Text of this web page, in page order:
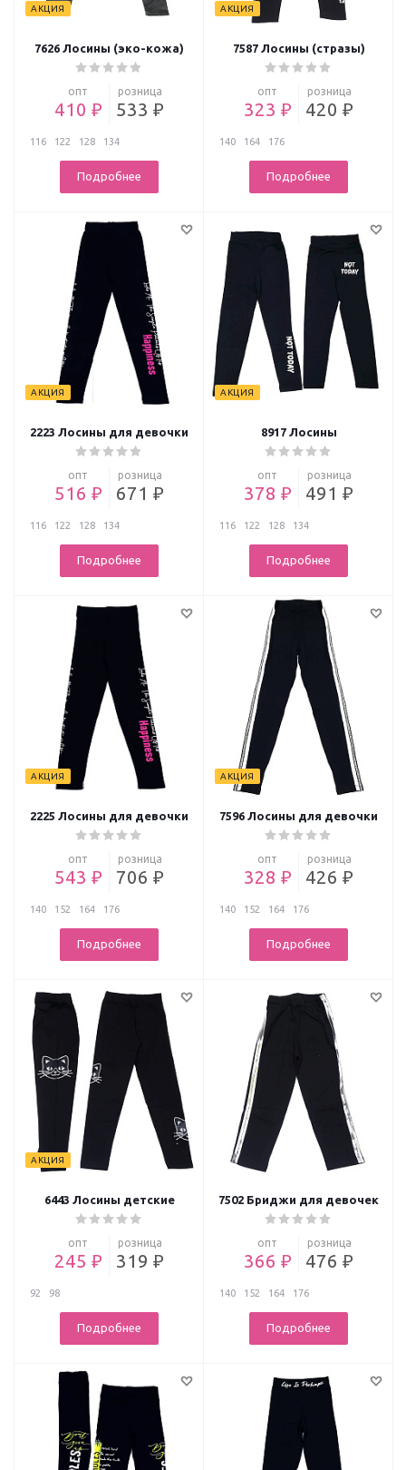
АКЦИЯ
7626 Лосины (эко-кожа)
опт
410 ₽
розница
533 ₽
116 122 128 134
Подробнее
АКЦИЯ
7587 Лосины (стразы)
опт
323 ₽
розница
420 ₽
140 164 176
Подробнее
АКЦИЯ
2223 Лосины для девочки
опт
516 ₽
розница
671 ₽
116 122 128 134
Подробнее
АКЦИЯ
8917 Лосины
опт
378 ₽
розница
491 ₽
116 122 128 134
Подробнее
АКЦИЯ
2225 Лосины для девочки
опт
543 ₽
розница
706 ₽
140 152 164 176
Подробнее
АКЦИЯ
7596 Лосины для девочки
опт
328 ₽
розница
426 ₽
140 152 164 176
Подробнее
АКЦИЯ
6443 Лосины детские
опт
245 ₽
розница
319 ₽
92 98
Подробнее
7502 Бриджи для девочек
опт
366 ₽
розница
476 ₽
140 152 164 176
Подробнее